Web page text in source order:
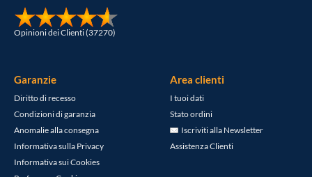
Opinioni dei Clienti (37270)
Garanzie
Diritto di recesso
Condizioni di garanzia
Anomalie alla consegna
Informativa sulla Privacy
Informativa sui Cookies
Area clienti
I tuoi dati
Stato ordini
Iscriviti alla Newsletter
Assistenza Clienti